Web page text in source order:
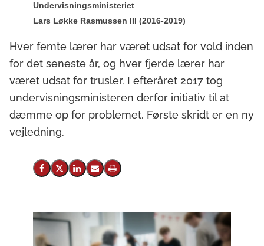
Undervisningsministeriet
Lars Løkke Rasmussen III (2016-2019)
Hver femte lærer har været udsat for vold inden
for det seneste år, og hver fjerde lærer har
været udsat for trusler. I efteråret 2017 tog
undervisningsministeren derfor initiativ til at
dæmme op for problemet. Første skridt er en ny
vejledning.
Del på Facebook
Del på X (Twitter)
Del på LinkedIn
Send email
Print